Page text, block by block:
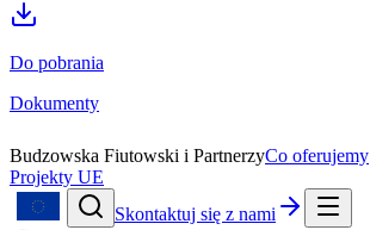
Do pobrania
Dokumenty
Budzowska Fiutowski i PartnerzyCo oferujemy
Projekty UE
Skontaktuj się z nami